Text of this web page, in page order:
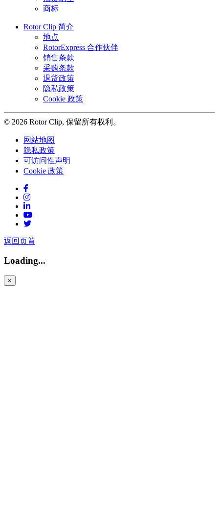
商标
Rotor Clip 简介
地点
RotorExpress 合作伙伴
销售条款
采购条款
退货政策
隐私政策
Cookie 政策
© 2026 Rotor Clip, 保留所有权利。
网站地图
隐私政策
可访问性声明
Cookie 政策
Instagram
LinkedIn
YouTube
Twitter
返回页首
Loading...
×